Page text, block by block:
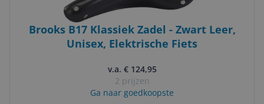
Brooks B17 Klassiek Zadel - Zwart Leer,
Unisex, Elektrische Fiets
v.a. € 124,95
2 prijzen
Ga naar goedkoopste